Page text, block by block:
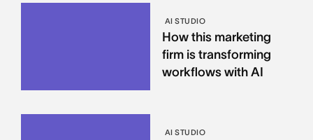
AI STUDIO
How this marketing
firm is transforming
workflows with AI
AI STUDIO